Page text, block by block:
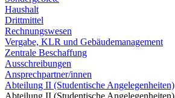
Haushalt
Drittmittel
Rechnungswesen
Vergabe, KLR und Gebäudemanagement
Zentrale Beschaffung
Ausschreibungen
Ansprechpartner/innen
Abteilung II (Studentische Angelegenheiten)
Abteilung II (Studentische Angelegenheiten)